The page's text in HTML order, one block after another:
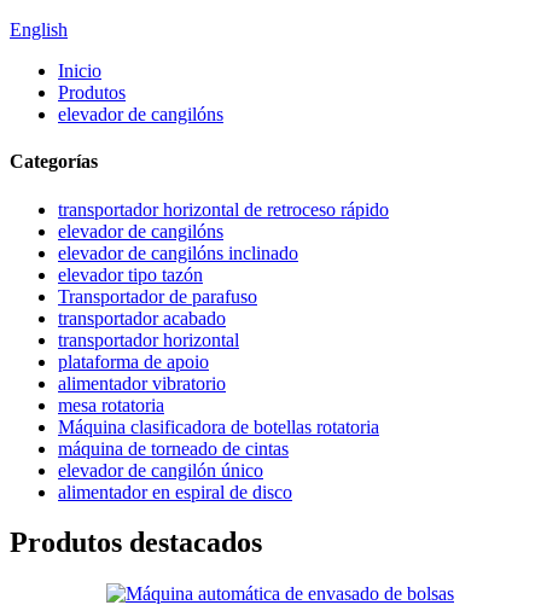
English
Inicio
Produtos
elevador de cangilóns
Categorías
transportador horizontal de retroceso rápido
elevador de cangilóns
elevador de cangilóns inclinado
elevador tipo tazón
Transportador de parafuso
transportador acabado
transportador horizontal
plataforma de apoio
alimentador vibratorio
mesa rotatoria
Máquina clasificadora de botellas rotatoria
máquina de torneado de cintas
elevador de cangilón único
alimentador en espiral de disco
Produtos destacados